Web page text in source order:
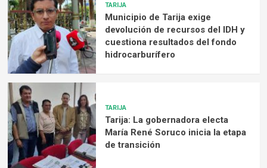
TARIJA
Municipio de Tarija exige
devolución de recursos del IDH y
cuestiona resultados del fondo
hidrocarburífero
TARIJA
Tarija: La gobernadora electa
María René Soruco inicia la etapa
de transición